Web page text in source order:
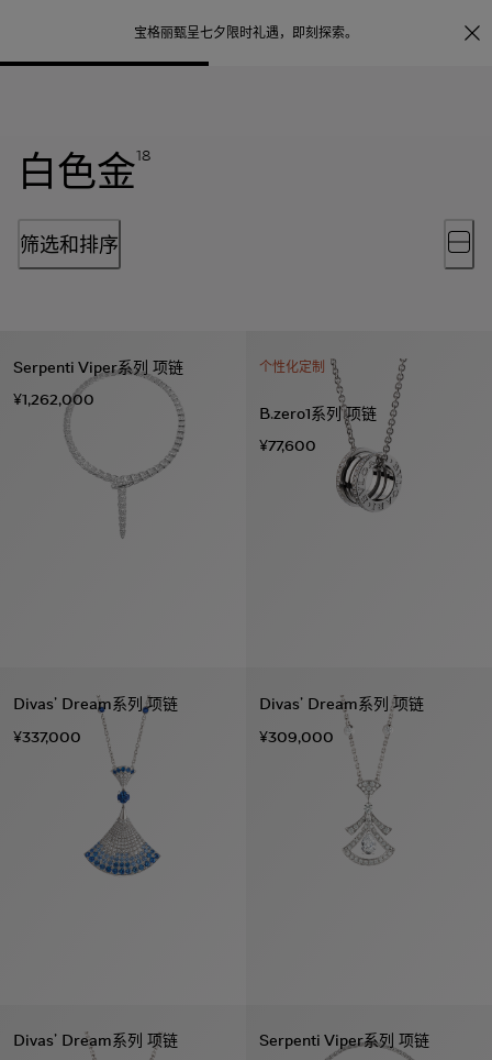
宝格丽甄呈七夕限时礼遇， 即刻探索。
白色金18
筛选和排序
Serpenti Viper系列 项链
¥1,262,000
个性化定制
B.zero1系列 项链
¥77,600
Divas’ Dream系列 项链
¥337,000
Divas’ Dream系列 项链
¥309,000
Divas’ Dream系列 项链
Serpenti Viper系列 项链